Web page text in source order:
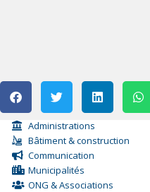
Administrations
Bâtiment & construction
Communication
Municipalités
ONG & Associations